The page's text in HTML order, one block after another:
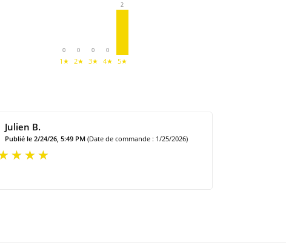
0
1★
0
2★
0
3★
0
4★
2
5★
Julien B.
Publié le 2/24/26, 5:49 PM (Date de commande : 1/25/2026)